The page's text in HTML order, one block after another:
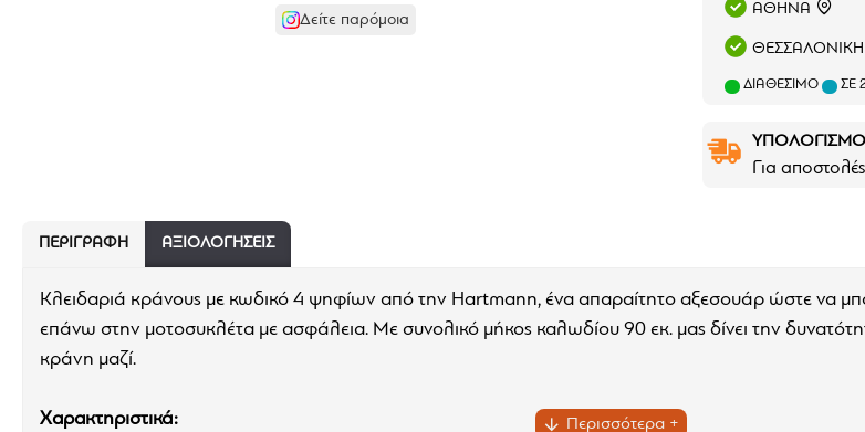
Δείτε παρόμοια
ΑΘΗΝΑ
ΘΕΣΣΑΛΟΝΙΚΗ
ΔΙΑΘΈΣΙΜΟ ΣΕ
Για
ΠΕΡΙΓΡΑΦΉ ΑΞΙΟΛΟΓΗΣΕΙΣ
Κλειδαριά κράνους με κωδικό 4 ψηφίων από την Hartmann, ένα απαραίτητο αξεσουάρ ώστε να
επάνω στην μοτοσυκλέτα με ασφάλεια. Με συνολικό μήκος καλωδίου 90 εκ. μας δίνει την
κράνη μαζί.
Χαρακτηριστικά: